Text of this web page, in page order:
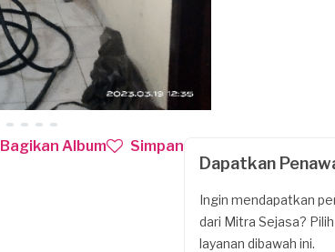
Bagikan Album Simpan
Dapatkan
Ingin mendapatkan
dari Mitra Sejasa?
layanan dibawah ini.